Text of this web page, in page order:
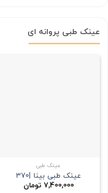
عینک طبی پروانه ای
عینک طبی
عینک طبی بینا |370
7,400,000 تومان